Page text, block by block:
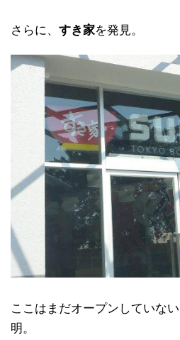
さらに、 すき家を発見。
ここはまだオープンしていな
明。